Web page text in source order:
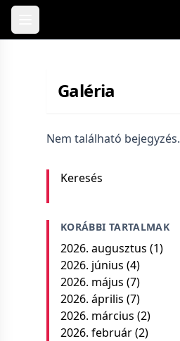
Skip to content
Galéria
Nem található bejegyzés.
Keresés
KORÁBBI TARTALMAK
2026. augusztus (1)
2026. június (4)
2026. május (7)
2026. április (7)
2026. március (2)
2026. február(2)